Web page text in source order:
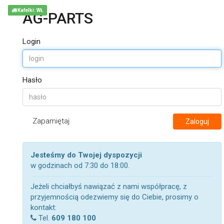
AG-PARTS
Login
Hasło
Zapamiętaj Zaloguj
Jesteśmy do Twojej dyspozycji
w godzinach od 7:30 do 18:00.
Jeżeli chciałbyś nawiązać z nami współpracę, z
przyjemnością odezwiemy się do Ciebie, prosimy o
kontakt:
Tel. 609 180 100
Kafelki: WŁ